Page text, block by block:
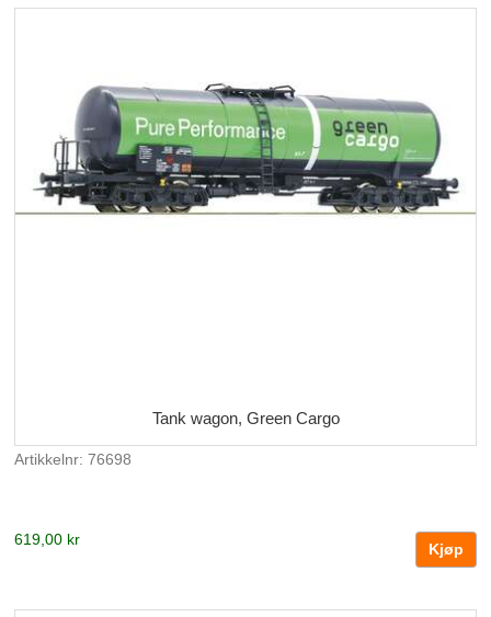
Tank wagon, Green Cargo
Artikkelnr: 76698
619,00 kr